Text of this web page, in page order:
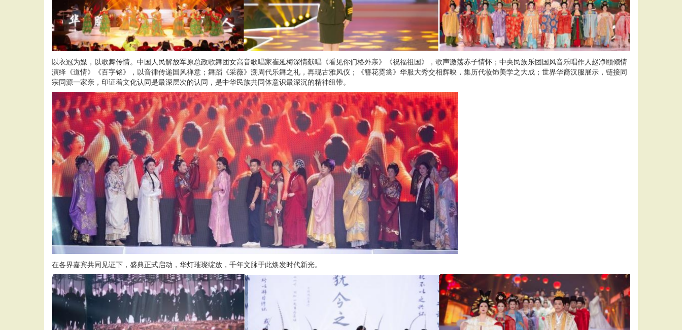
以衣冠为媒，以歌舞传情。中国人民解放军原总政歌舞团女高音歌唱家崔延梅深情献唱《看见你们格外亲》《祝福祖国》，歌声激荡赤子情怀；中央民族乐团国风音乐唱作人赵净颐倾情
演绎《道情》《百字铭》，以音律传递国风禅意；舞蹈《采薇》溯周代乐舞之礼，再现古雅风仪；《簪花霓裳》华服大秀交相辉映，集历代妆饰美学之大成；世界华裔汉服展示，链接同
宗同源一家亲，印证着文化认同是最深层次的认同，是中华民族共同体意识最深沉的精神纽带。
在各界嘉宾共同见证下，盛典正式启动，华灯璀璨绽放，千年文脉于此焕发时代新光。